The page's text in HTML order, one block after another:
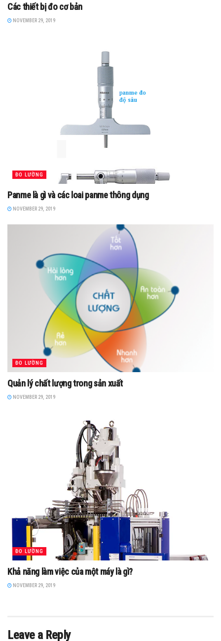
Các thiết bị đo cơ bản
NOVEMBER 29, 2019
ĐO LƯỜNG
Panme là gì và các loai panme thông dụng
NOVEMBER 29, 2019
ĐO LƯỜNG
Quản lý chất lượng trong sản xuất
NOVEMBER 29, 2019
ĐO LƯỜNG
Khả năng làm việc của một máy là gì?
NOVEMBER 29, 2019
Leave a Reply